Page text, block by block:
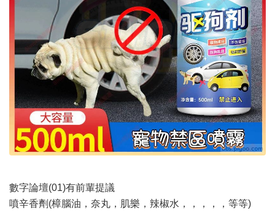
數字論壇(01)有前輩提議
噴辛香劑(樟腦油，奈丸，肌樂，辣椒水，，，，，等等)